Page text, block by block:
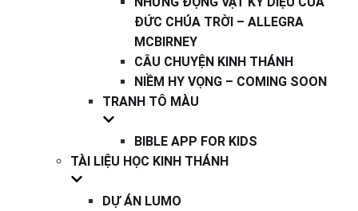
ĐỨC CHÚA TRỜI – ALLEGRA
MCBIRNEY
CÂU CHUYỆN KINH THÁNH
NIỀM HY VỌNG – COMING SOON
TRANH TÔ MÀU
BIBLE APP FOR KIDS
TÀI LIỆU HỌC KINH THÁNH
DỰ ÁN LUMO